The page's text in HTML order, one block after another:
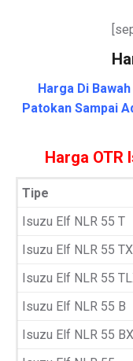
Harga Di
Patokan Sampai
Harga OTR
Tipe
Isuzu Elf NLR 55 T
Isuzu Elf NLR 55 TX
Isuzu Elf NLR 55
Isuzu Elf NLR 55 B
Isuzu Elf NLR 55 BX